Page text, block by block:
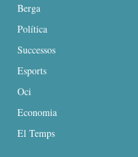
Berga
Política
Successos
Esports
Oci
Economia
El Temps